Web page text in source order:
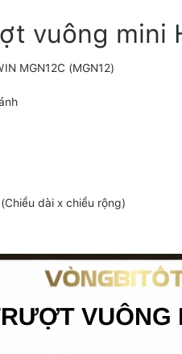
vuông mini
MGN12C (MGN12)
dài x chiều rộng)